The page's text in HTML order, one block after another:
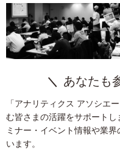
あなたも
「アナリティクス アソシエ
む皆さまの活躍をサポート
ミナー・イベント情報や業
います。